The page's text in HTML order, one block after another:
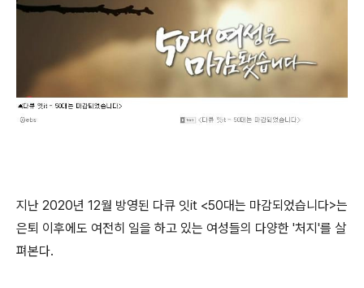
지난 2020년 12월 방영된 다큐 잇it <50대는 마감되었습니다>는
은퇴 이후에도 여전히 일을 하고 있는 여성들의 다양한 '처지'를 살
펴본다.